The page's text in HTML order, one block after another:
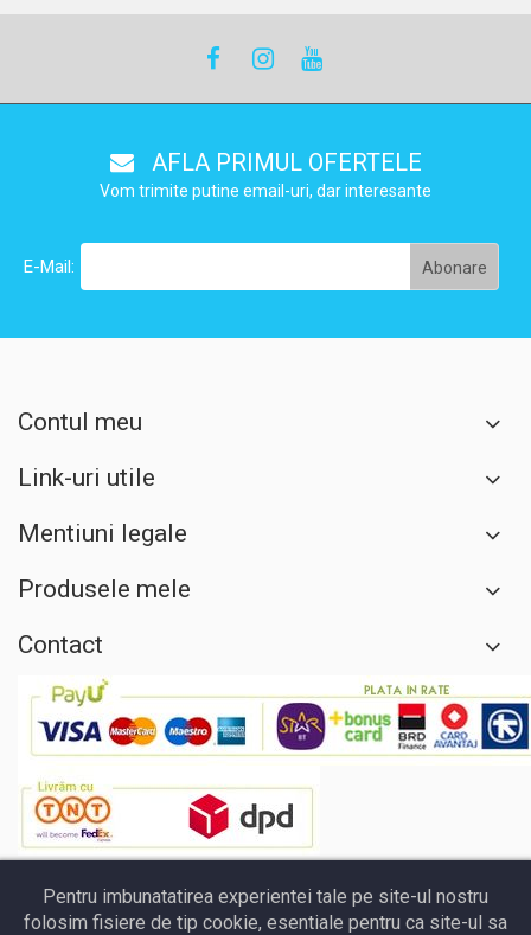
AFLA PRIMUL OFERTELE
Vom trimite putine email-uri, dar interesante
E-Mail:
Contul meu
Link-uri utile
Mentiuni legale
Produsele mele
Contact
Pentru imbunatatirea experientei tale pe site-ul nostru
folosim fisiere de tip cookie, esentiale pentru ca site-ul sa